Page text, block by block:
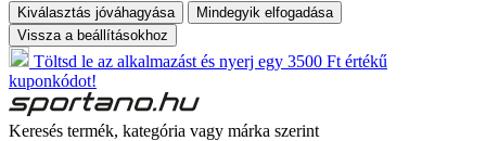
Kiválasztás jóváhagyása
Mindegyik elfogadása
Vissza a beállításokhoz
Töltsd le az alkalmazást és nyerj egy 3500 Ft értékű
kuponkódot!
Keresés termék, kategória vagy márka szerint